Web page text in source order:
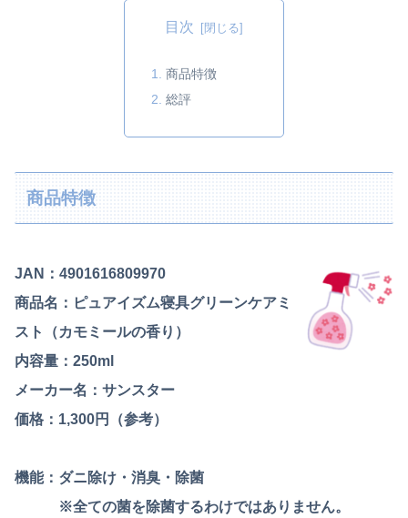
目次
商品特徴
総評
商品特徴
JAN：4901616809970
商品名：ピュアイズム寝具グリーンケアミ
スト（カモミールの香り）
内容量：250ml
メーカー名：サンスター
価格：1,300円（参考）
機能：ダニ除け・消臭・除菌
※全ての菌を除菌するわけではありません。